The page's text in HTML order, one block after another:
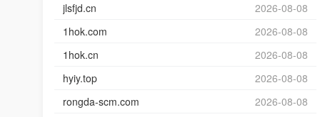
jlsfjd.cn
2026-08-08
1hok.com
2026-08-08
1hok.cn
2026-08-08
hyiy.top
2026-08-08
rongda-scm.com
2026-08-08